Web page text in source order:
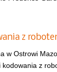
z
w Ostrowi
z